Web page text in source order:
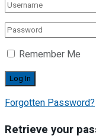
Remember Me
Forgotten Password?
Retrieve your